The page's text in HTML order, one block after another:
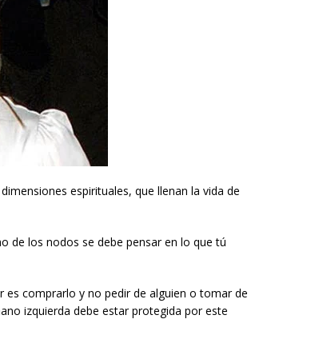
espirituales, que llenan la vida de
de los nodos se debe pensar en lo que tú
comprarlo y no pedir de alguien o tomar de
izquierda debe estar protegida por este